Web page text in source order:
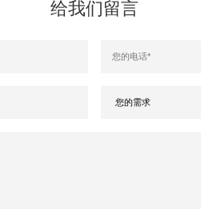
给我们留言